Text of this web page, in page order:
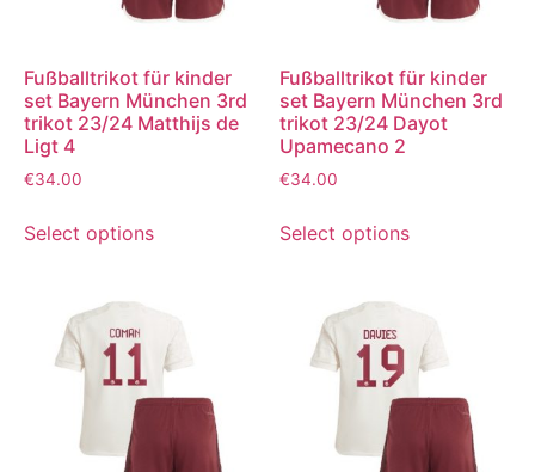
Fußballtrikot für kinder
set Bayern München 3rd
trikot 23/24 Matthijs de
Ligt 4
€34.00
Select options
Fußballtrikot für kinder
set Bayern München 3rd
trikot 23/24 Dayot
Upamecano 2
€34.00
Select options